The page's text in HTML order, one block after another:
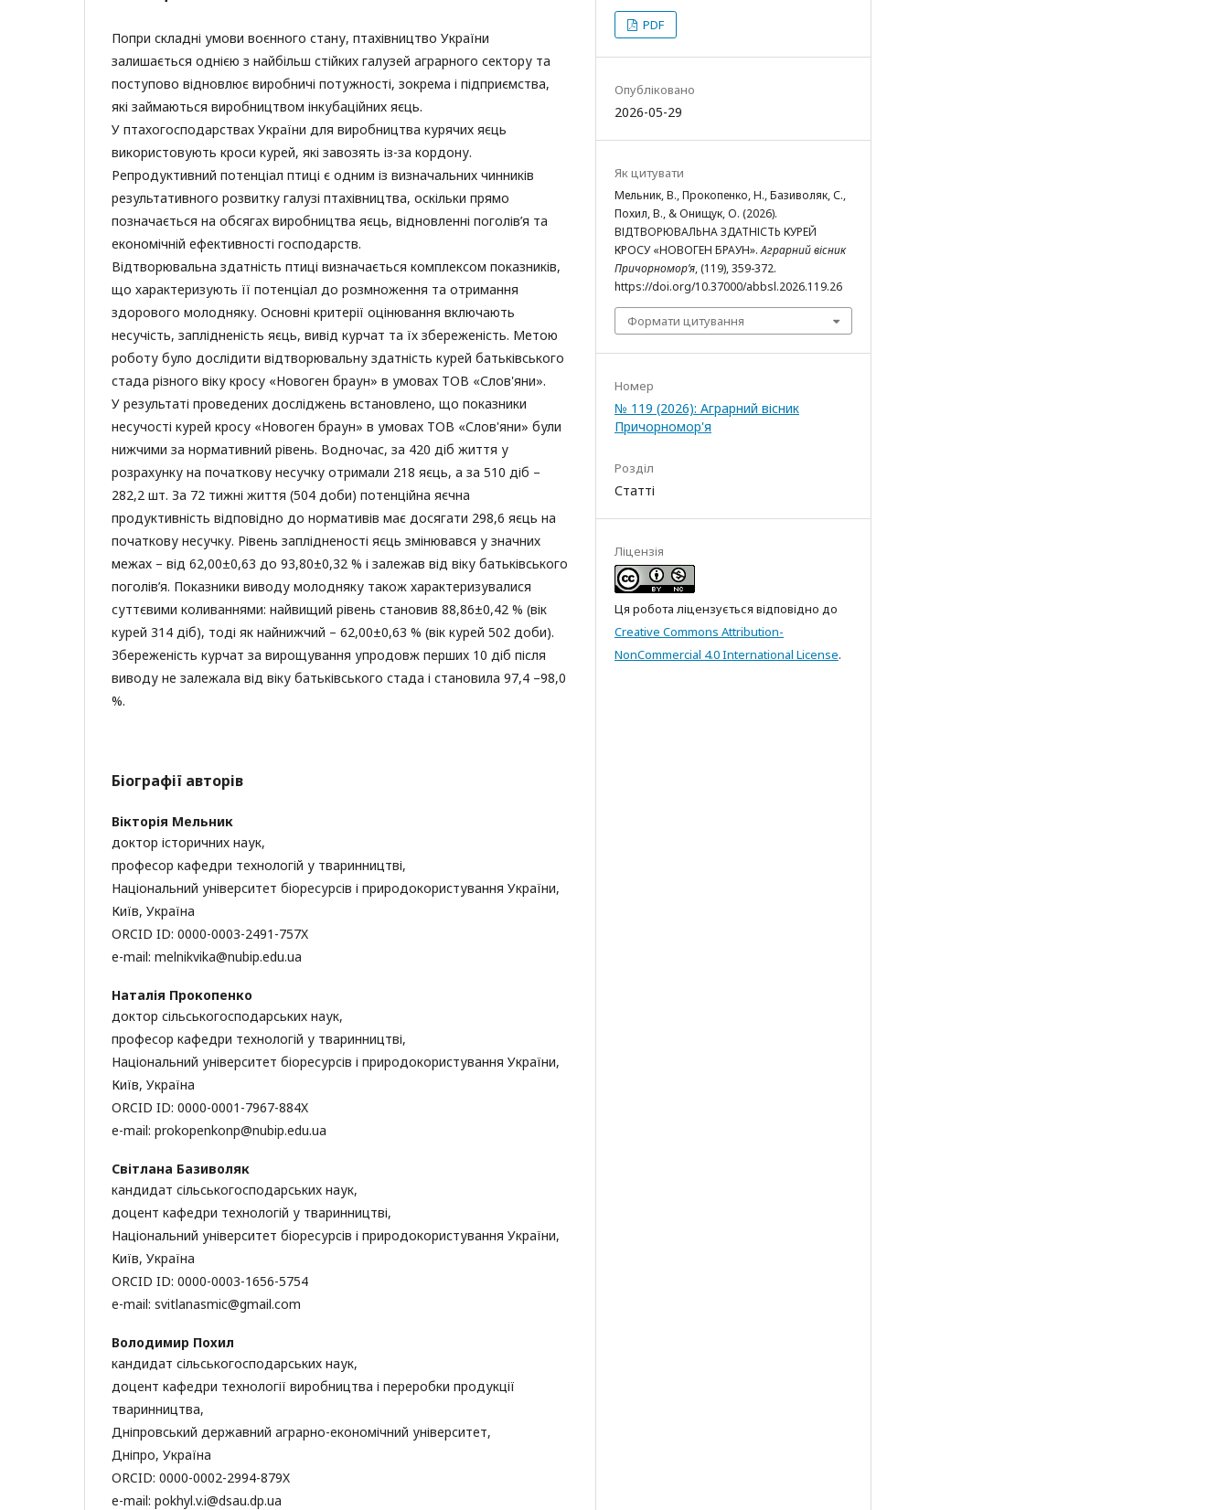
Попри складні умови воєнного стану, птахівництво України
залишається однією з найбільш стійких галузей аграрного сектору та
поступово відновлює виробничі потужності, зокрема і підприємства,
які займаються виробництвом інкубаційних яєць.
У птахогосподарствах України для виробництва курячих яєць
використовують кроси курей, які завозять із-за кордону.
Репродуктивний потенціал птиці є одним із визначальних чинників
результативного розвитку галузі птахівництва, оскільки прямо
позначається на обсягах виробництва яєць, відновленні поголів’я та
економічній ефективності господарств.
Відтворювальна здатність птиці визначається комплексом показників,
що характеризують її потенціал до розмноження та отримання
здорового молодняку. Основні критерії оцінювання включають
несучість, заплідненість яєць, вивід курчат та їх збереженість. Метою
роботу було дослідити відтворювальну здатність курей батьківського
стада різного віку кросу «Новоген браун» в умовах ТОВ «Слов'яни».
У результаті проведених досліджень встановлено, що показники
несучості курей кросу «Новоген браун» в умовах ТОВ «Слов'яни» були
нижчими за нормативний рівень. Водночас, за 420 діб життя у
розрахунку на початкову несучку отримали 218 яєць, а за 510 діб –
282,2 шт. За 72 тижні життя (504 доби) потенційна яєчна
продуктивність відповідно до нормативів має досягати 298,6 яєць на
початкову несучку. Рівень заплідненості яєць змінювався у значних
межах – від 62,00±0,63 до 93,80±0,32 % і залежав від віку батьківського
поголів’я. Показники виводу молодняку також характеризувалися
суттєвими коливаннями: найвищий рівень становив 88,86±0,42 % (вік
курей 314 діб), тоді як найнижчий – 62,00±0,63 % (вік курей 502 доби).
Збереженість курчат за вирощування упродовж перших 10 діб після
виводу не залежала від віку батьківського стада і становила 97,4 –98,0
%.
Біографії авторів
Вікторія Мельник
доктор історичних наук,
професор кафедри технологій у тваринництві,
Національний університет біоресурсів і природокористування України,
Київ, Україна
ORCID ID: 0000-0003-2491-757X
e-mail: melnikvika@nubip.edu.ua
Наталія Прокопенко
доктор сільськогосподарських наук,
професор кафедри технологій у тваринництві,
Національний університет біоресурсів і природокористування України,
Київ, Україна
ORCID ID: 0000-0001-7967-884X
e-mail: prokopenkonp@nubip.edu.ua
Світлана Базиволяк
кандидат сільськогосподарських наук,
доцент кафедри технологій у тваринництві,
Національний університет біоресурсів і природокористування України,
Київ, Україна
ORCID ID: 0000-0003-1656-5754
e-mail: svitlanasmic@gmail.com
Володимир Похил
кандидат сільськогосподарських наук,
доцент кафедри технології виробництва і переробки продукції
тваринництва,
Дніпровський державний аграрно-економічний університет,
Дніпро, Україна
ORCID: 0000-0002-2994-879X
e-mail: pokhyl.v.i@dsau.dp.ua
PDF
Опубліковано
2026-05-29
Як цитувати
Мельник, В., Прокопенко, Н., Базиволяк, С.,
Похил, В., & Онищук, О. (2026).
ВІДТВОРЮВАЛЬНА ЗДАТНІСТЬ КУРЕЙ
КРОСУ «НОВОГЕН БРАУН».Аграрний вісник
Причорномор’я, (119), 359-372.
https://doi.org/10.37000/abbsl.2026.119.26
Формати цитування
Номер
№ 119 (2026): Аграрний вісник
Причорномор'я
Розділ
Статті
Ліцензія
Ця робота ліцензується відповідно до
Creative Commons Attribution-
NonCommercial 4.0 International License.